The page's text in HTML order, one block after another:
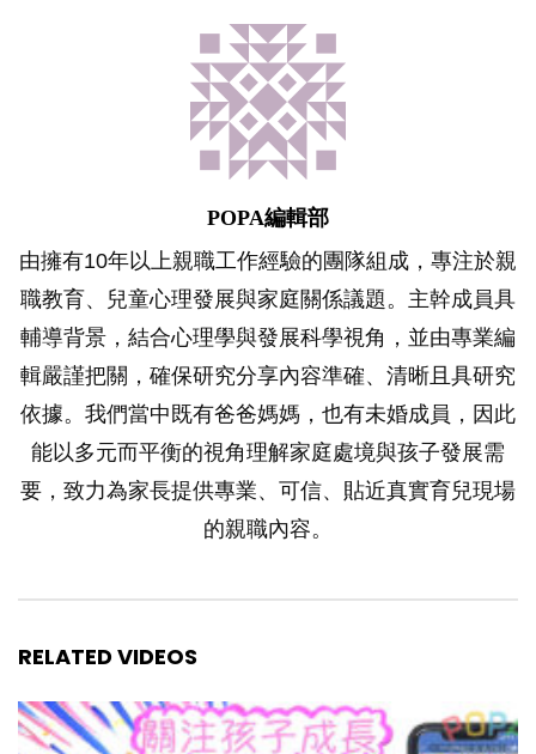
POPA編輯部
由擁有10年以上親職工作經驗的團隊組成，專注於親
職教育、兒童心理發展與家庭關係議題。主幹成員具
輔導背景，結合心理學與發展科學視角，並由專業編
輯嚴謹把關，確保研究分享內容準確、清晰且具研究
依據。我們當中既有爸爸媽媽，也有未婚成員，因此
能以多元而平衡的視角理解家庭處境與孩子發展需
要，致力為家長提供專業、可信、貼近真實育兒現場
的親職內容。
RELATED VIDEOS